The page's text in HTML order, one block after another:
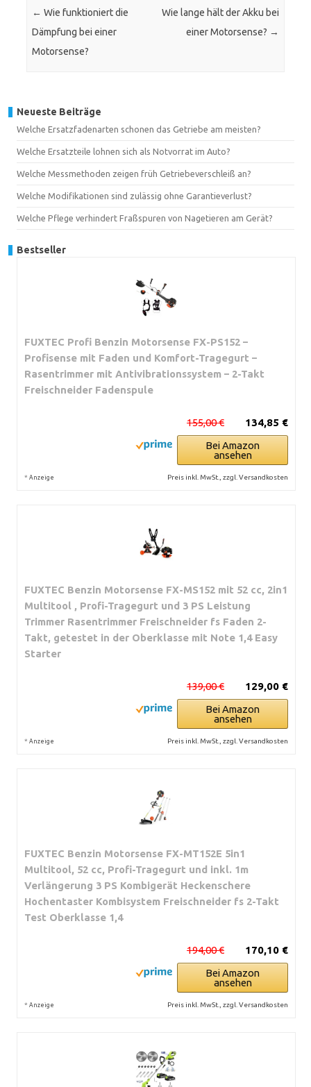
← Wie funktioniert die
Dämpfung bei einer
Motorsense?
Wie lange hält der Akku bei
einer Motorsense? →
Neueste Beiträge
Welche Ersatzfadenarten schonen das Getriebe am meisten?
Welche Ersatzteile lohnen sich als Notvorrat im Auto?
Welche Messmethoden zeigen früh Getriebeverschleiß an?
Welche Modifikationen sind zulässig ohne Garantieverlust?
Welche Pflege verhindert Fraßspuren von Nagetieren am Gerät?
Bestseller
FUXTEC Profi Benzin Motorsense FX-PS152 –
Profisense mit Faden und Komfort-Tragegurt –
Rasentrimmer mit Antivibrationssystem – 2-Takt
Freischneider Fadenspule
134,85 €
155,00 €
Bei Amazon
ansehen
* Anzeige Preis inkl. MwSt., zzgl. Versandkosten
FUXTEC Benzin Motorsense FX-MS152 mit 52 cc, 2in1
Multitool , Profi-Tragegurt und 3 PS Leistung
Trimmer Rasentrimmer Freischneider fs Faden 2-
Takt, getestet in der Oberklasse mit Note 1,4 Easy
Starter
129,00 €
139,00 €
Bei Amazon
ansehen
* Anzeige Preis inkl. MwSt., zzgl. Versandkosten
FUXTEC Benzin Motorsense FX-MT152E 5in1
Multitool, 52 cc, Profi-Tragegurt und inkl. 1m
Verlängerung 3 PS Kombigerät Heckenschere
Hochentaster Kombisystem Freischneider fs 2-Takt
Test Oberklasse 1,4
170,10 €
194,00 €
Bei Amazon
ansehen
* Anzeige Preis inkl. MwSt., zzgl. Versandkosten